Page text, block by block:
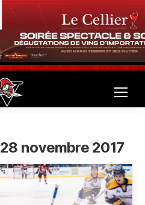
28 novembre 2017